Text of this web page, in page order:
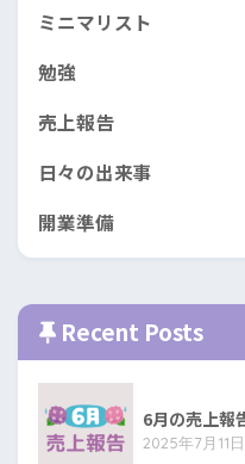
ミニマリスト
勉強
売上報告
日々の出来事
開業準備
Recent Posts
6月の売上報
2025年7月11日